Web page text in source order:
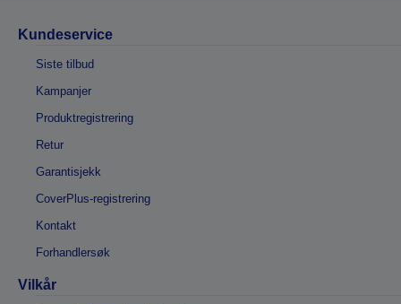
Kundeservice
Siste tilbud
Kampanjer
Produktregistrering
Retur
Garantisjekk
CoverPlus-registrering
Kontakt
Forhandlersøk
Vilkår